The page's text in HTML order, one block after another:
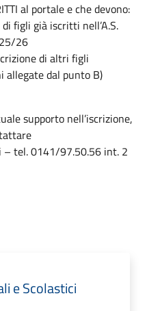
al portale e che devono:
figli già iscritti nell’A.S.
26
di altri figli
allegate dal punto B)
supporto nell’iscrizione,
– tel. 0141/97.50.56 int. 2
e Scolastici